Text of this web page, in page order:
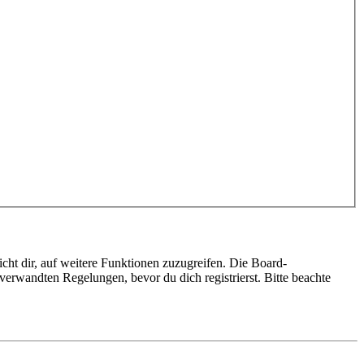
dir, auf weitere Funktionen zuzugreifen. Die Board-
Regelungen, bevor du dich registrierst. Bitte beachte